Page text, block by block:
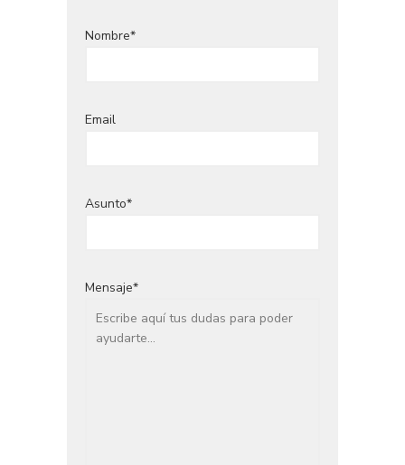
Nombre*
Email
Asunto*
Mensaje*